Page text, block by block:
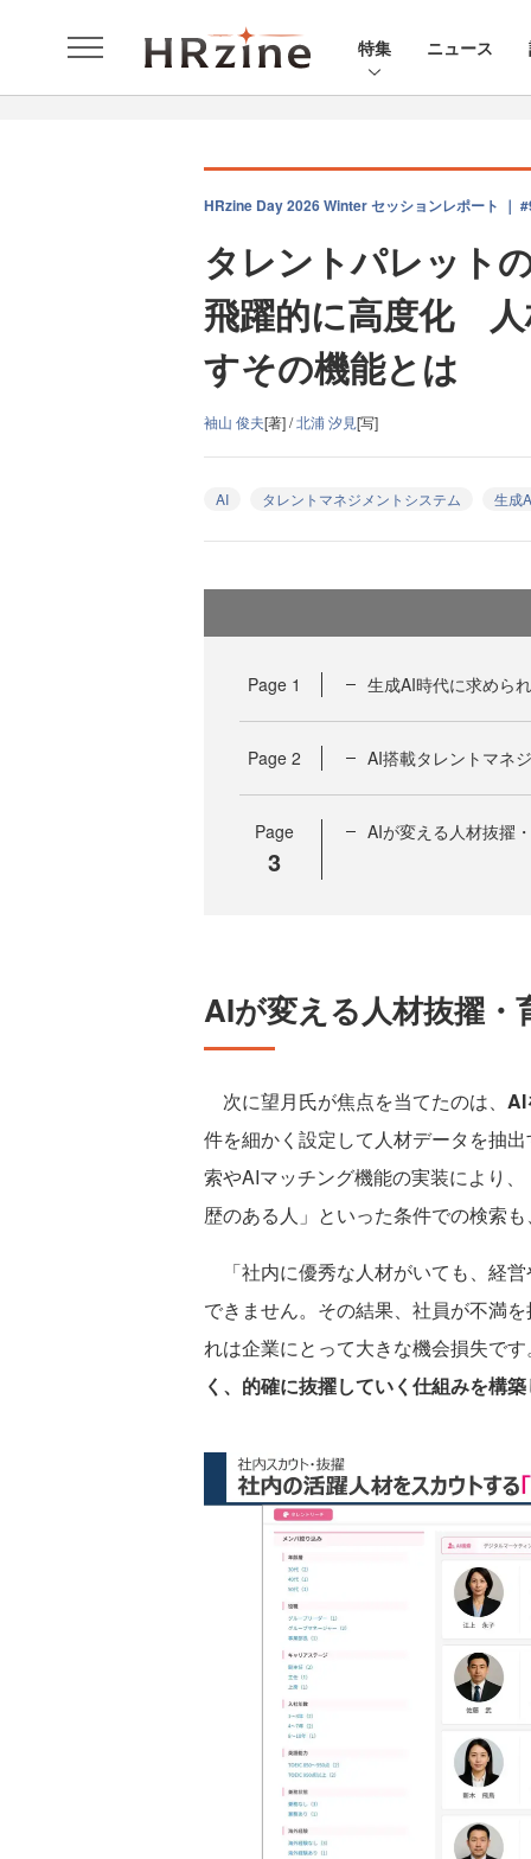
特集 ニュース
HRzine Day 2026 Winter セッションレポート ｜
タレントパレット
飛躍的に高度化 人
すその機能とは
袖山 俊夫[著] /北浦 汐見[写]
AI タレントマネジメントシステム 生成
Page 1 生成AI時代に求めら
Page 2 AI搭載タレントマネ
Page
3
AIが変える人材抜擢
AIが変える人材抜擢・
次に望月氏が焦点を当てたのは、 AI
件を細かく設定して人材データを抽
索やAIマッチング機能の実装により
歴のある人」といった条件での検索
「社内に優秀な人材がいても、経
できません。その結果、社員が不満
れは企業にとって大きな機会損失で
く、的確に抜擢していく仕組みを構